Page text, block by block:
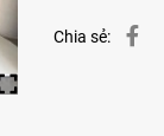
Chia sẻ: